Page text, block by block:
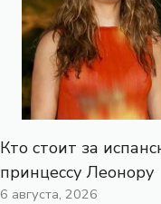
Кто стоит за
принцессу Леонору
6 августа, 2026